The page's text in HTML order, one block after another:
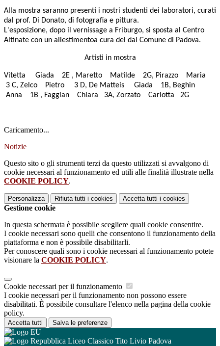
Alla mostra saranno presenti i nostri studenti dei laboratori, curati
dal prof. Di Donato, di fotografia e pittura.
L'esposizione, dopo il vernissage a Friburgo, si sposta al Centro
Altinate con un allestimentoa cura del dal Comune di Padova.
Artisti in mostra
Vitetta Giada 2E , Maretto Matilde 2G, Pirazzo Maria
3 C, Zelco Pietro 3 D, De Matteis Giada 1B, Beghin
Anna 1B , Faggian Chiara 3A, Zorzato Carlotta 2G
Caricamento...
Notizie
Questo sito o gli strumenti terzi da questo utilizzati si avvalgono di
cookie necessari al funzionamento ed utili alle finalità illustrate nella
COOKIE POLICY.
Personalizza Rifiuta tutti i cookies Accetta tutti i cookies
Gestione cookie
In questa schermata è possibile scegliere quali cookie consentire.
I cookie necessari sono quelli che consentono il funzionamento della
piattaforma e non è possibile disabilitarli.
Per conoscere quali sono i cookie necessari al funzionamento potete
visionare la COOKIE POLICY.
Cookie necessari per il funzionamento
I cookie necessari per il funzionamento non possono essere
disabilitati. È possibile consultare l'elenco nella pagina della cookie
policy.
Accetta tutti Salva le preferenze
Liceo Classico Tito Livio Padova